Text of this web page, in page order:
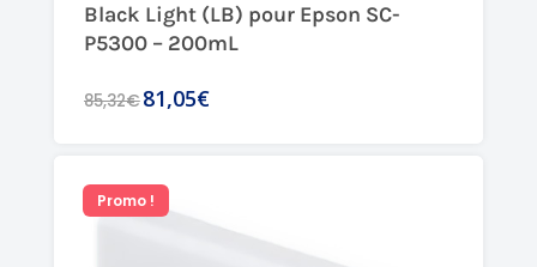
Black Light (LB) pour Epson SC-
P5300 – 200mL
85,32€81,05€
Promo !